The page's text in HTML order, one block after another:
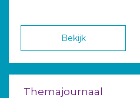
Bekijk
Themajournaal